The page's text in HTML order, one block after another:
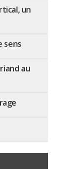
un
sens
au